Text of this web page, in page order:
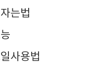
는법
사용법